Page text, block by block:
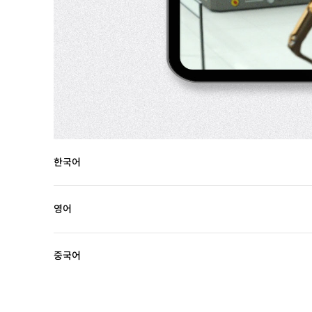
한국어
영어
중국어